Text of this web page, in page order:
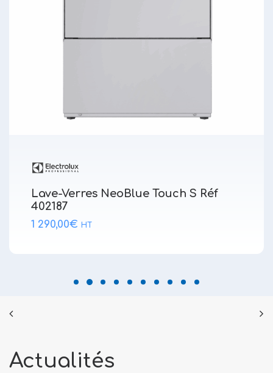
Lave-Verres NeoBlue Touch S Réf
402187
1 290,00€ HT
Actualités